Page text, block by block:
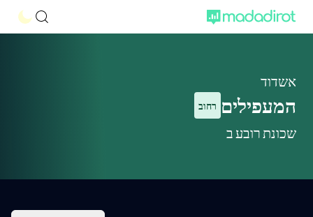
אשדוד
המעפילים רחוב
שכונת רובע ב